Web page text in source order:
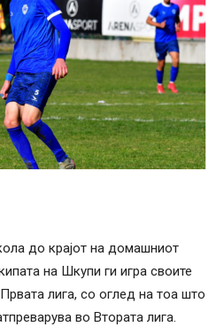
до крајот на домашниот
на Шкупи ги игра своите
лига, со оглед на тоа што
во Втората лига.